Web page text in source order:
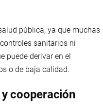
pública, ya que muchas
sanitarios ni
puede derivar en el
o de baja calidad.
cooperación